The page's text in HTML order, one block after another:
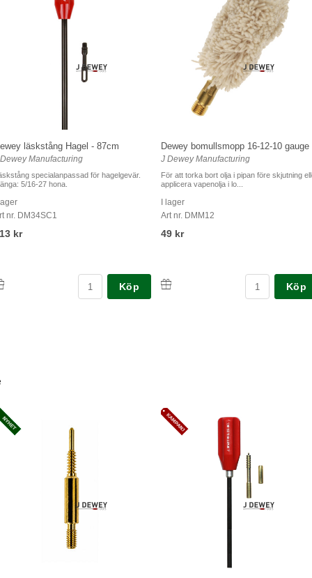
läskstång Hagel - 87cm
Manufacturing
specialanpassad för hagelgevär.
5/16-27 hona.
nr. DM34SC1
kr
Köp
Dewey bomullsmopp 16-12-10 gauge
J Dewey Manufacturing
För att torka bort olja i pipan före skjutning
applicera vapenolja i lo...
I lager
Art nr. DMM12
49 kr
Köp